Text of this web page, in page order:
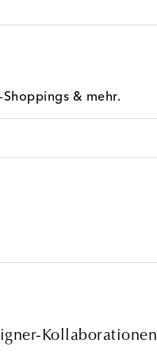
Shoppings & mehr.
Kollaborationen